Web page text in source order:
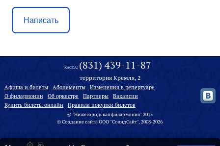
Написать
КАССА: (831) 439-11-87
территория Кремля, 2
Афиша и билеты Абонементы
Изменения в репертуаре
О филармонии
Oб оркестре Партнеры
Вакансии
Купить билеты онлайн
Правила покупки билетов
© "Нижегородская филармония" 2015
©Создание сайтаООО "СолидСайт", 2008-2026